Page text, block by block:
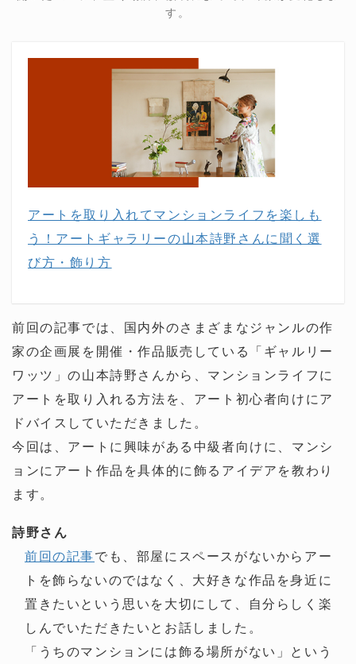
す。
アートを取り入れてマンションライフを楽しも
う！アートギャラリーの山本詩野さんに聞く選
び方・飾り方
前回の記事では、国内外のさまざまなジャンルの作
家の企画展を開催・作品販売している「ギャルリー
ワッツ」の山本詩野さんから、マンションライフに
アートを取り入れる方法を、アート初心者向けにア
ドバイスしていただきました。
今回は、アートに興味がある中級者向けに、マンシ
ョンにアート作品を具体的に飾るアイデアを教わり
ます。
詩野さん
前回の記事でも、部屋にスペースがないからアー
トを飾らないのではなく、大好きな作品を身近に
置きたいという思いを大切にして、自分らしく楽
しんでいただきたいとお話しました。
「うちのマンションには飾る場所がない」という